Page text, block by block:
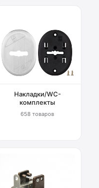
Накладки/WC-
комплекты
658 товаров